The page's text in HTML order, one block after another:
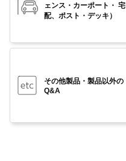
ェンス・カーポート・ 宅
配、ポスト・デッキ）
その他製品・製品以外の
Q&A